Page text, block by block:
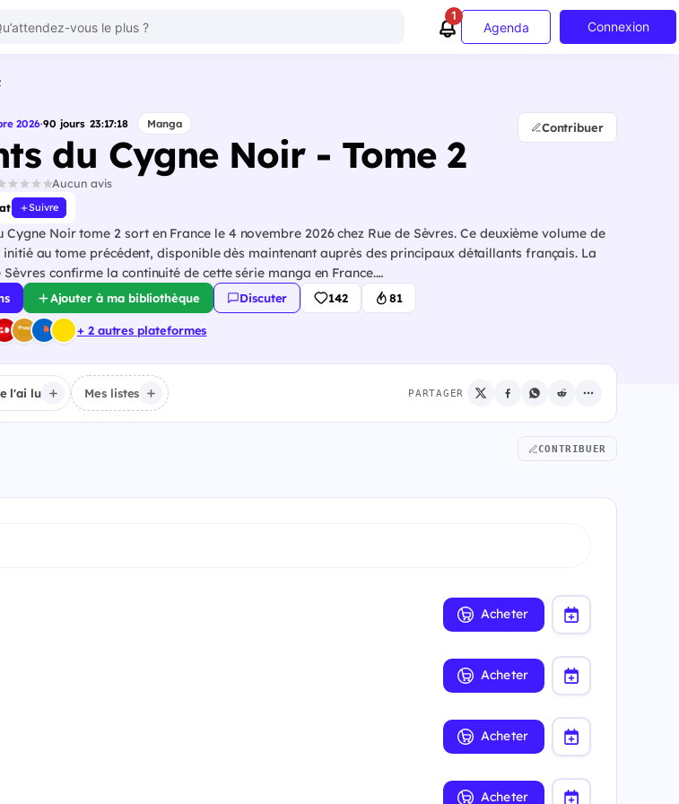
1
Agenda Connexion
2026·90 jours 23:17:18 Manga
du Cygne Noir - Tome 2
Aucun avis
Suivre
Cygne Noir tome 2 sort en France le 4 novembre 2026 chez Rue de Sèvres. Ce deuxième volume de
au tome précédent, disponible dès maintenant auprès des principaux détaillants français. La
Sèvres confirme la continuité de cette série manga en France.…
Contribuer
Ajouter à ma bibliothèque Discuter 142 81
+ 2 autres plateformes
l'ai lu Mes listes PARTAGER
CONTRIBUER
Acheter
Acheter
Acheter
Acheter